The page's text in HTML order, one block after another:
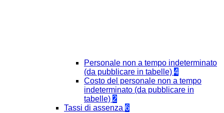
Personale non a tempo indeterminato
(da pubblicare in tabelle) 4
Costo del personale non a tempo
indeterminato (da pubblicare in
tabelle) 2
Tassi di assenza 6